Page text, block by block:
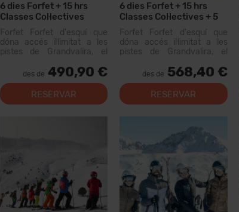
6 dies Forfet + 15 hrs
Classes Col·lectives
Forfet Forfet d'esquí que
dóna accés il·limitat a les
pistes de Grandvalira, el
dels Pirineus. Amb aquest
forfet podràs recórrer més...
des de 490,90 €
RESERVAR
6 dies Forfet + 15 hrs
Classes Col·lectives + 5
Menús
Forfet Forfet d'esquí que
dóna accés il·limitat a les
pistes de Grandvalira, el
dels Pirineus. Amb aquest
forfet podràs recórrer més
de 200 km de pistes, amb
opcions per a tots els nivells,
des de 568,40 €
RESERVAR